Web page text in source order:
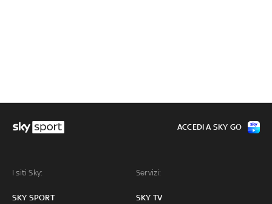
I siti Sky:
SKY SPORT
Servizi:
SKY TV
ACCEDI A SKY GO